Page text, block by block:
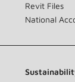
Revit Files
National